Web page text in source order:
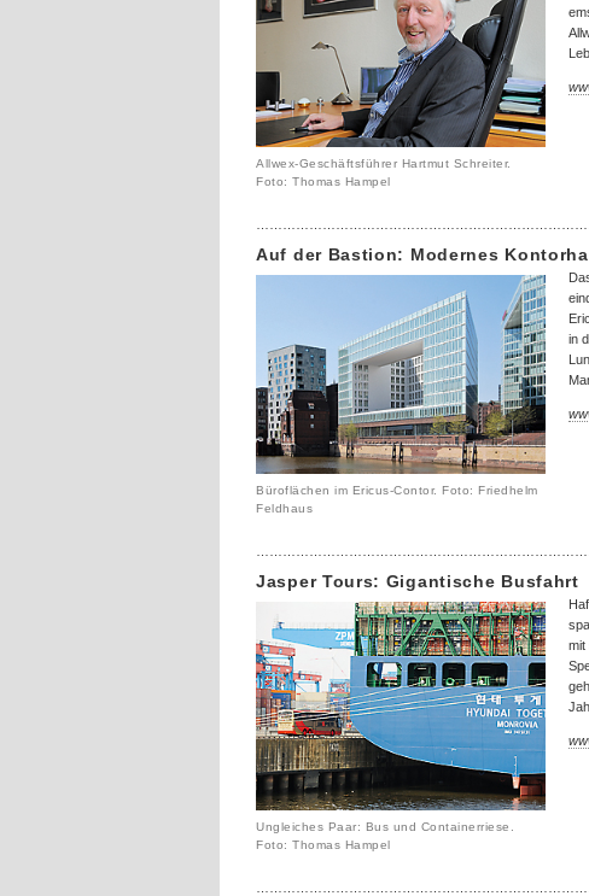
Allwex-Geschäftsführer Hartmut Schreiter.
Foto: Thomas Hampel
Auf der Bastion: Modernes
Büroflächen im Ericus-Contor. Foto: Friedhelm
Feldhaus
in
Jasper Tours: Gigantische Busfahrt
Ungleiches Paar: Bus und Containerriese.
Foto: Thomas Hampel
mit